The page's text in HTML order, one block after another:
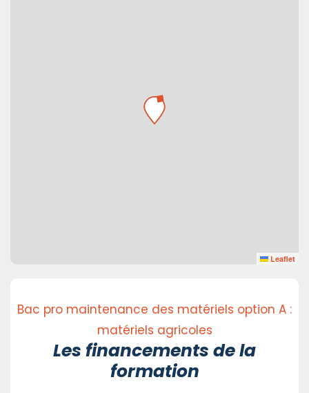
Leaflet
Bac pro maintenance des matériels option A :
matériels agricoles
Les financements de la
formation